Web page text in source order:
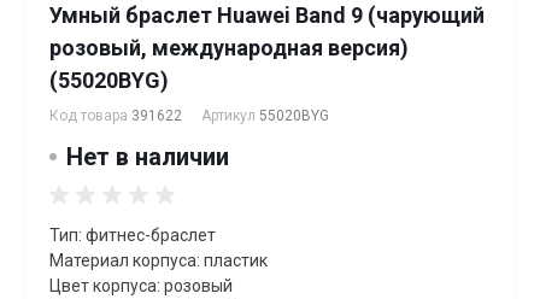
Умный браслет Huawei Band 9 (чарующий
розовый, международная версия)
(55020BYG)
Код товара 391622 Артикул 55020BYG
Нет в наличии
Тип: фитнес-браслет
Материал корпуса: пластик
Цвет корпуса: розовый